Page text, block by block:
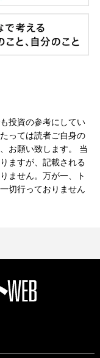
投資の参考にしてい
っては読者ご自身の
お願い致します。 当
ますが、記載される
ません。万が一、ト
切行っておりません